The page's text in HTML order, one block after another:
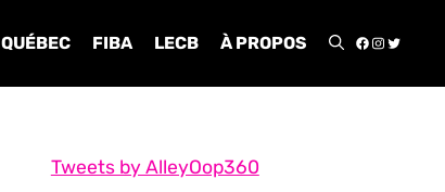
QUÉBEC FIBA LECB À PROPOS
Tweets by AlleyOop360